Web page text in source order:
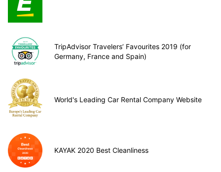
TripAdvisor Travelers’ Favourites 2019 (for
Germany, France and Spain)
World's Leading Car Rental Company Website
KAYAK 2020 Best Cleanliness